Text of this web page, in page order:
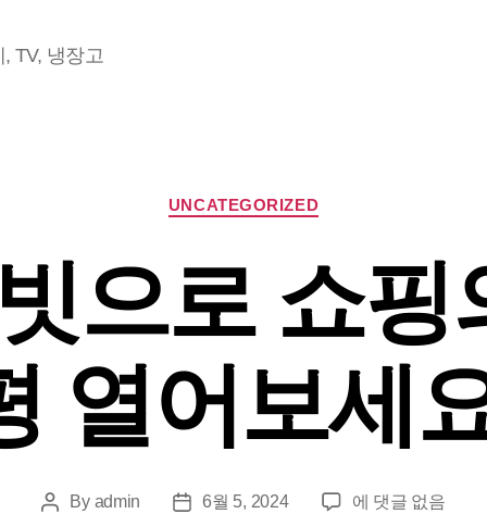
TV, 냉장고
Categories
UNCATEGORIZED
으로 쇼핑
열어보세
PostBy admin
Post6월 5, 2024
스
에 댓글 없음